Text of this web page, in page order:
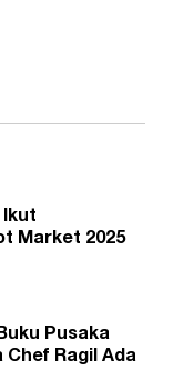
Ikut
Market 2025
Pusaka
Chef Ragil Ada